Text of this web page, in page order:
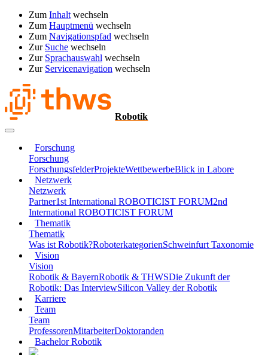
Zum Inhalt wechseln
Zum Hauptmenü wechseln
Zum Navigationspfad wechseln
Zur Suche wechseln
Zur Sprachauswahl wechseln
Zur Servicenavigation wechseln
Robotik
Forschung
Forschung
ForschungsfelderProjekteWettbewerbeBlick in Labore
Netzwerk
Netzwerk
Partner1st International ROBOTICIST FORUM2nd
International ROBOTICIST FORUM
Thematik
Thematik
Was ist Robotik?RoboterkategorienSchweinfurt Taxonomie
Vision
Vision
Robotik & BayernRobotik & THWSDie Zukunft der
Robotik: Das InterviewSilicon Valley der Robotik
Karriere
Team
Team
ProfessorenMitarbeiterDoktoranden
Bachelor Robotik